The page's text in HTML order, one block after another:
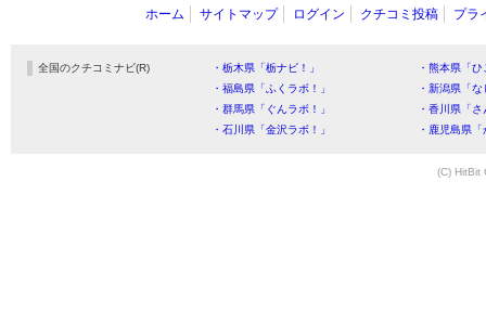
ホーム サイトマップ ログイン クチコミ投稿 プラ
全国のクチコミナビ(R) ・栃木県「栃ナビ！」
・熊本県「
・福島県「ふくラボ！」
・新潟県「
・群馬県「ぐんラボ！」
・香川県「
・石川県「金沢ラボ！」
・鹿児島県
(C) HitBit